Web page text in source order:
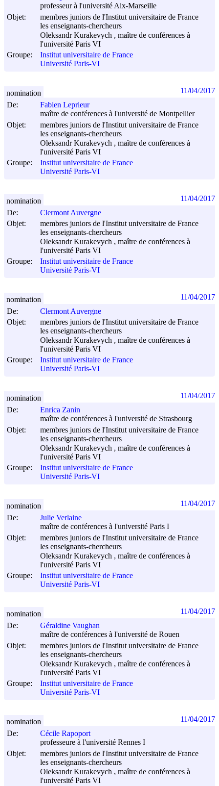
professeur à l'université Aix-Marseille
Objet:
membres juniors de l'Institut universitaire de France
les enseignants-chercheurs
Oleksandr Kurakevych , maître de conférences à
l'université Paris VI
Groupe:
Institut universitaire de France
Université Paris-VI
De:
Fabien Leprieur
maître de conférences à l'université de Montpellier
Objet:
membres juniors de l'Institut universitaire de France
les enseignants-chercheurs
Oleksandr Kurakevych , maître de conférences à
l'université Paris VI
Groupe:
Institut universitaire de France
Université Paris-VI
nomination 11/04/2017
De:
Clermont Auvergne
Objet:
membres juniors de l'Institut universitaire de France
les enseignants-chercheurs
Oleksandr Kurakevych , maître de conférences à
l'université Paris VI
Groupe:
Institut universitaire de France
Université Paris-VI
nomination 11/04/2017
De:
Clermont Auvergne
Objet:
membres juniors de l'Institut universitaire de France
les enseignants-chercheurs
Oleksandr Kurakevych , maître de conférences à
l'université Paris VI
Groupe:
Institut universitaire de France
Université Paris-VI
nomination 11/04/2017
De:
Enrica Zanin
maître de conférences à l'université de Strasbourg
Objet:
membres juniors de l'Institut universitaire de France
les enseignants-chercheurs
Oleksandr Kurakevych , maître de conférences à
l'université Paris VI
Groupe:
Institut universitaire de France
Université Paris-VI
nomination 11/04/2017
De:
Julie Verlaine
maître de conférences à l'université Paris I
Objet:
membres juniors de l'Institut universitaire de France
les enseignants-chercheurs
Oleksandr Kurakevych , maître de conférences à
l'université Paris VI
Groupe:
Institut universitaire de France
Université Paris-VI
nomination 11/04/2017
De:
Géraldine Vaughan
maître de conférences à l'université de Rouen
Objet:
membres juniors de l'Institut universitaire de France
les enseignants-chercheurs
Oleksandr Kurakevych , maître de conférences à
l'université Paris VI
Groupe:
Institut universitaire de France
Université Paris-VI
nomination 11/04/2017
De:
Cécile Rapoport
professeure à l'université Rennes I
Objet:
membres juniors de l'Institut universitaire de France
les enseignants-chercheurs
Oleksandr Kurakevych , maître de conférences à
l'université Paris VI
nomination 11/04/2017